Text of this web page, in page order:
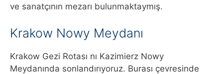
ve sanatçının mezarı bulunmaktaymış.
Krakow Nowy Meydanı
Krakow Gezi Rotası nı Kazimierz Nowy
Meydanında sonlandırıyoruz. Burası çevresinde